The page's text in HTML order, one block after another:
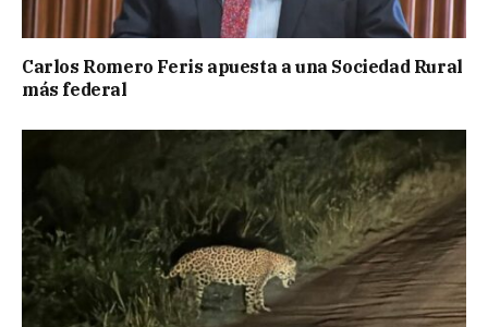
Carlos Romero Feris apuesta a una Sociedad Rural
más federal